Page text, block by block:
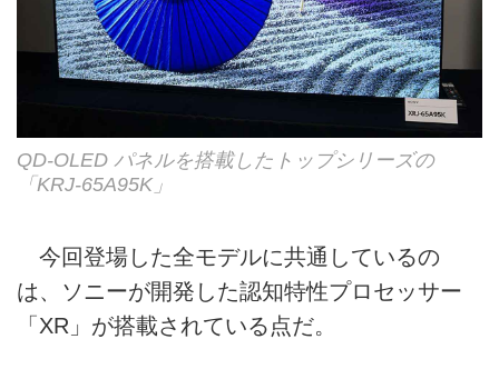
QD-OLED パネルを搭載したトップシリーズの
「KRJ-65A95K」
今回登場した全モデルに共通しているの
は、ソニーが開発した認知特性プロセッサー
「XR」が搭載されている点だ。